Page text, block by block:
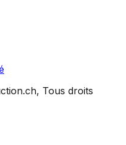
Tous droits